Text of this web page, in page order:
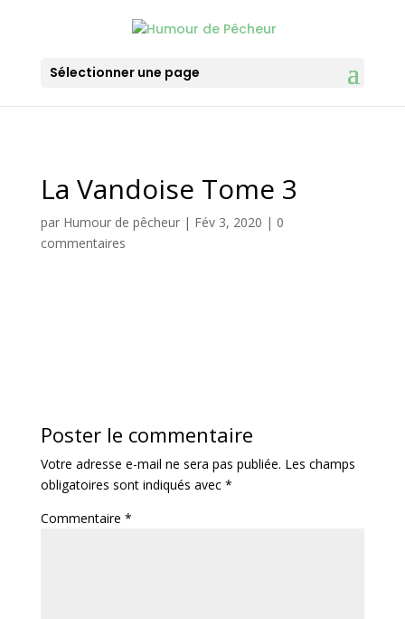
Sélectionner une page
La Vandoise Tome 3
par Humour de pêcheur| Fév 3, 2020 | 0
commentaires
Poster le commentaire
Votre adresse e-mail ne sera pas publiée. Les champs
obligatoires sont indiqués avec *
Commentaire *